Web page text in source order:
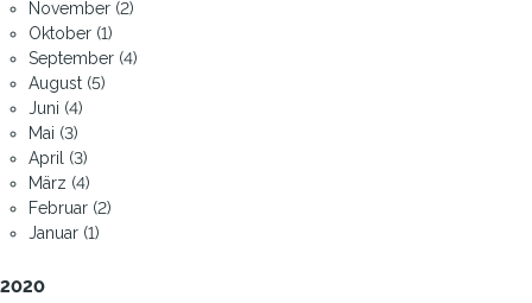
November (2)
Oktober (1)
September (4)
August (5)
Juni (4)
Mai (3)
April (3)
März (4)
Februar (2)
Januar (1)
2020